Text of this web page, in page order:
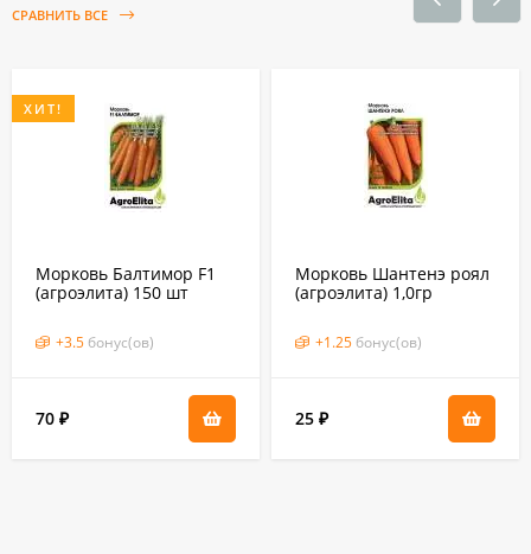
СРАВНИТЬ ВСЕ
ХИТ!
Морковь Балтимор F1
(агроэлита) 150 шт
+3.5 бонус(ов)
70 ₽
Морковь Шантенэ роял
(агроэлита) 1,0гр
+1.25 бонус(ов)
25 ₽